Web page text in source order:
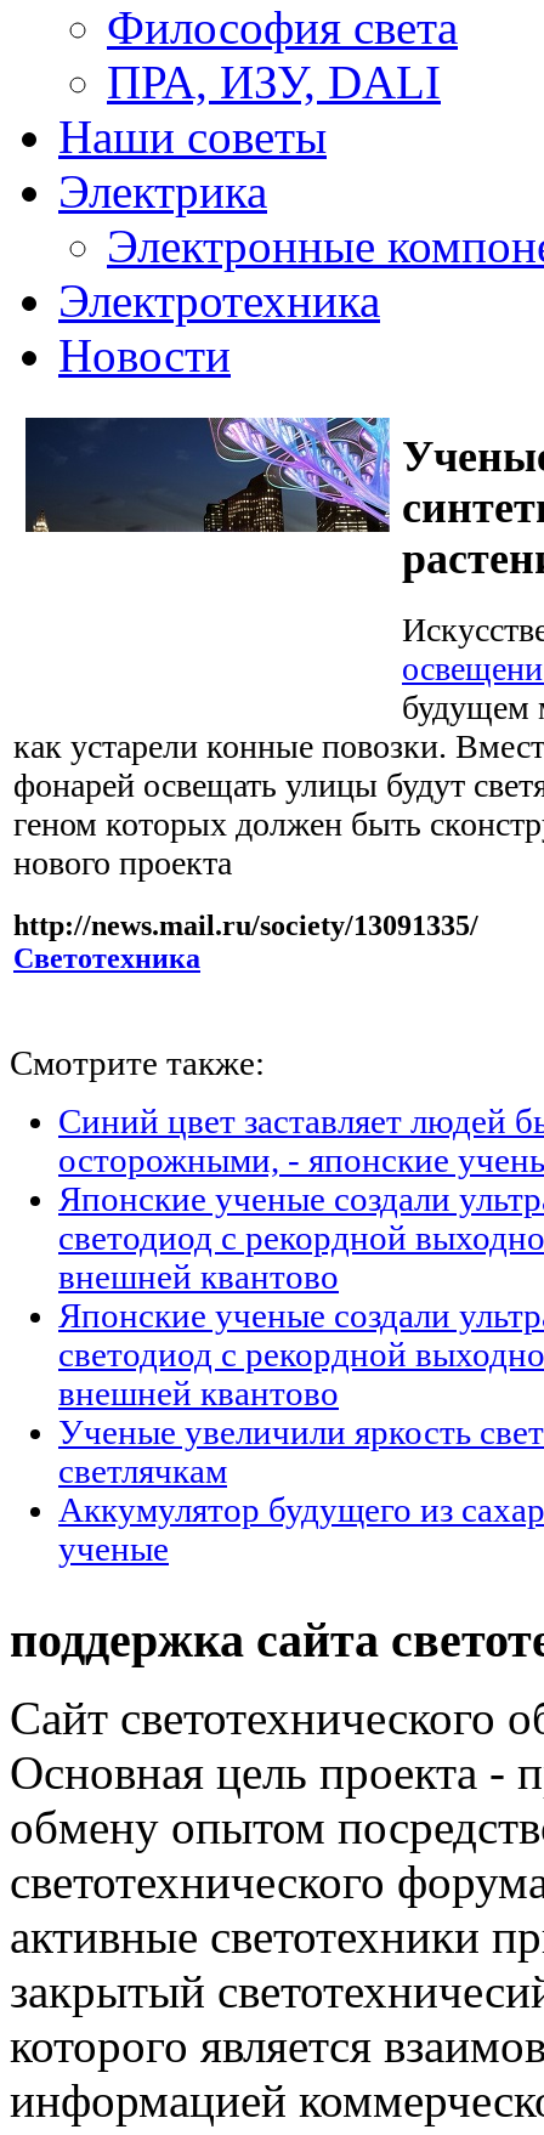
Философия света
ПРА, ИЗУ, DALI
Наши советы
Электрика
Электронные
Электротехника
Новости
будущем
как устарели конные повозки.
фонарей освещать улицы будут
геном которых должен быть
нового проекта
http://news.mail.ru/society/13091335/
Светотехника
Смотрите также:
Синий цвет заставляет людей
осторожными, - японские
Японские ученые создали
светодиод с рекордной
внешней квантово
Японские ученые создали
светодиод с рекордной
внешней квантово
Ученые увеличили яркость
светлячкам
Аккумулятор будущего из
ученые
поддержка сайта
Сайт светотехнического
Основная цель проекта -
обмену опытом
светотехнического
активные светотехники
закрытый
которого является
информацией